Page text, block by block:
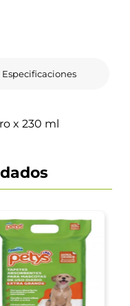
Especificaciones
x 230 ml